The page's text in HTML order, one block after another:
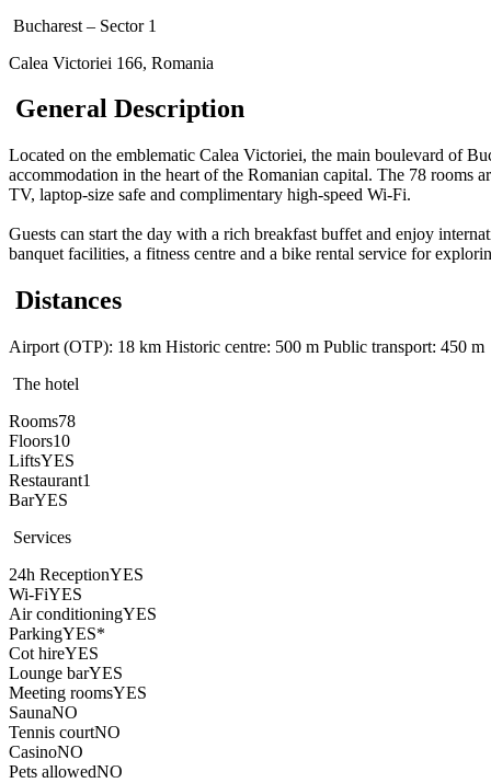
Bucharest – Sector 1
Calea Victoriei 166, Romania
General Description
Located on the emblematic Calea Victoriei, the main boulevard of
accommodation in the heart of the Romanian capital. The 78
TV, laptop-size safe and complimentary high-speed Wi-Fi.
Guests can start the day with a rich breakfast buffet and enjoy
banquet facilities, a fitness centre and a bike rental service for
Distances
Airport (OTP): 18 km Historic centre: 500 m Public transport: 450 m
The hotel
Rooms78
Floors10
LiftsYES
Restaurant1
BarYES
Services
24h ReceptionYES
Wi-FiYES
Air conditioningYES
ParkingYES*
Cot hireYES
Lounge barYES
Meeting roomsYES
SaunaNO
Tennis courtNO
CasinoNO
Pets allowedNO